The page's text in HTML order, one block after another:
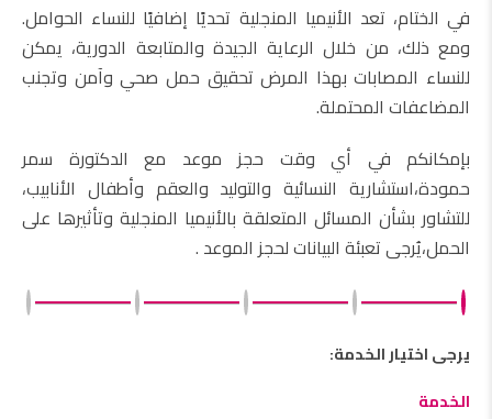
في الختام، تعد الأنيميا المنجلية تحديًا إضافيًا للنساء الحوامل.
ومع ذلك، من خلال الرعاية الجيدة والمتابعة الدورية، يمكن
للنساء المصابات بهذا المرض تحقيق حمل صحي وآمن وتجنب
المضاعفات المحتملة.
بإمكانكم في أي وقت حجز موعد مع الدكتورة سمر
حمودة،استشارية النسائية والتوليد والعقم وأطفال الأنابيب،
للتشاور بشأن المسائل المتعلقة بالأنيميا المنجلية وتأثيرها على
الحمل،يُرجى تعبئة البيانات لحجز الموعد .
يرجى اختيار الخدمة:
الخدمة